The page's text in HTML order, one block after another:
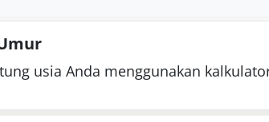
usia Anda menggunakan